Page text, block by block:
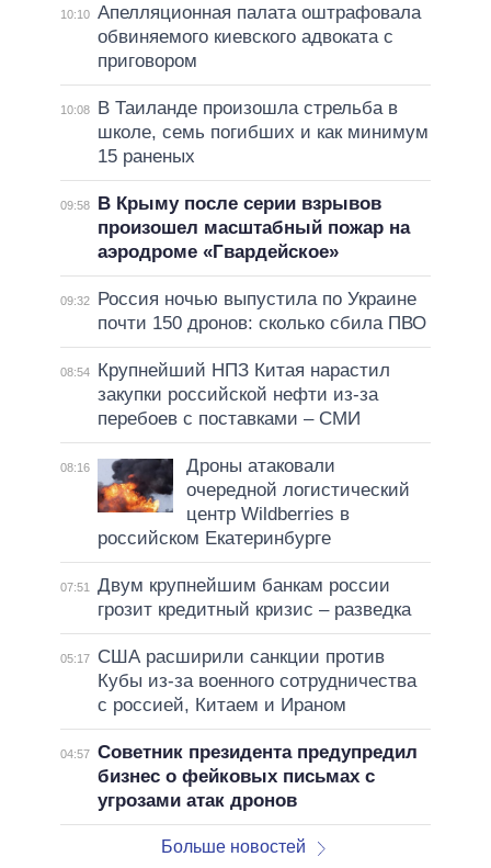
10:10 Апелляционная палата оштрафовала
обвиняемого киевского адвоката с
приговором
10:08
В Таиланде произошла стрельба в
школе, семь погибших и как минимум
15 раненых
09:58
В Крыму после серии взрывов
произошел масштабный пожар на
аэродроме «Гвардейское»
09:32
Россия ночью выпустила по Украине
почти 150 дронов: сколько сбила ПВО
08:54
Крупнейший НПЗ Китая нарастил
закупки российской нефти из-за
перебоев с поставками – СМИ
08:16
Дроны атаковали
очередной логистический
центр Wildberries в
российском Екатеринбурге
07:51
Двум крупнейшим банкам россии
грозит кредитный кризис – разведка
05:17
США расширили санкции против
Кубы из-за военного сотрудничества
с россией, Китаем и Ираном
04:57 Советник президента предупредил
бизнес о фейковых письмах с
угрозами атак дронов
Больше новостей